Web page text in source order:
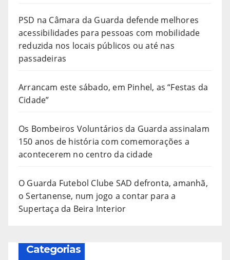
PSD na Câmara da Guarda defende melhores
acessibilidades para pessoas com mobilidade
reduzida nos locais públicos ou até nas
passadeiras
Arrancam este sábado, em Pinhel, as “Festas da
Cidade”
Os Bombeiros Voluntários da Guarda assinalam
150 anos de história com comemorações a
acontecerem no centro da cidade
O Guarda Futebol Clube SAD defronta, amanhã,
o Sertanense, num jogo a contar para a
Supertaça da Beira Interior
Categorias